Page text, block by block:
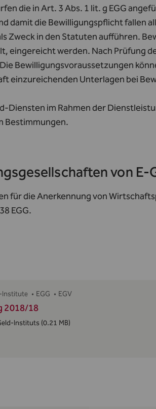
die inArt. 3 Abs. 1 lit. g EGG
damit die Bewilligungspflicht fallen
Zweck in den Statuten aufführen.
eingereicht werden. Nach Prüfung
Bewilligungsvoraussetzungen
einzureichenden Unterlagen bei
Diensten im Rahmen der
Bestimmungen.
von
für die Anerkennung von
EGG.
Institute • EGG • EGV
2018/18
Instituts (0.21 MB)